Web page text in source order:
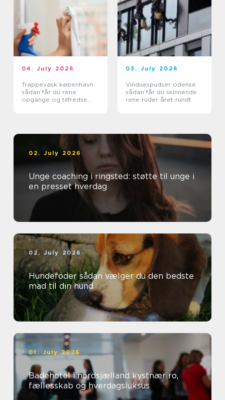
04. July 2026
Trappevask københavn:
sådan får du rene
opgange og tilfredse
03. July 2026
Vinduespudser odense
sådan får du skinnende
rene ruder året rundt
02. July 2026
Unge coaching i ringsted: støtte til unge i
en presset hverdag
02. July 2026
Hundefoder sådan vælger du den bedste
mad til din hund
01. July 2026
Badehotel i nordsjælland kystnær ro,
fællesskab og hverdagsluksus